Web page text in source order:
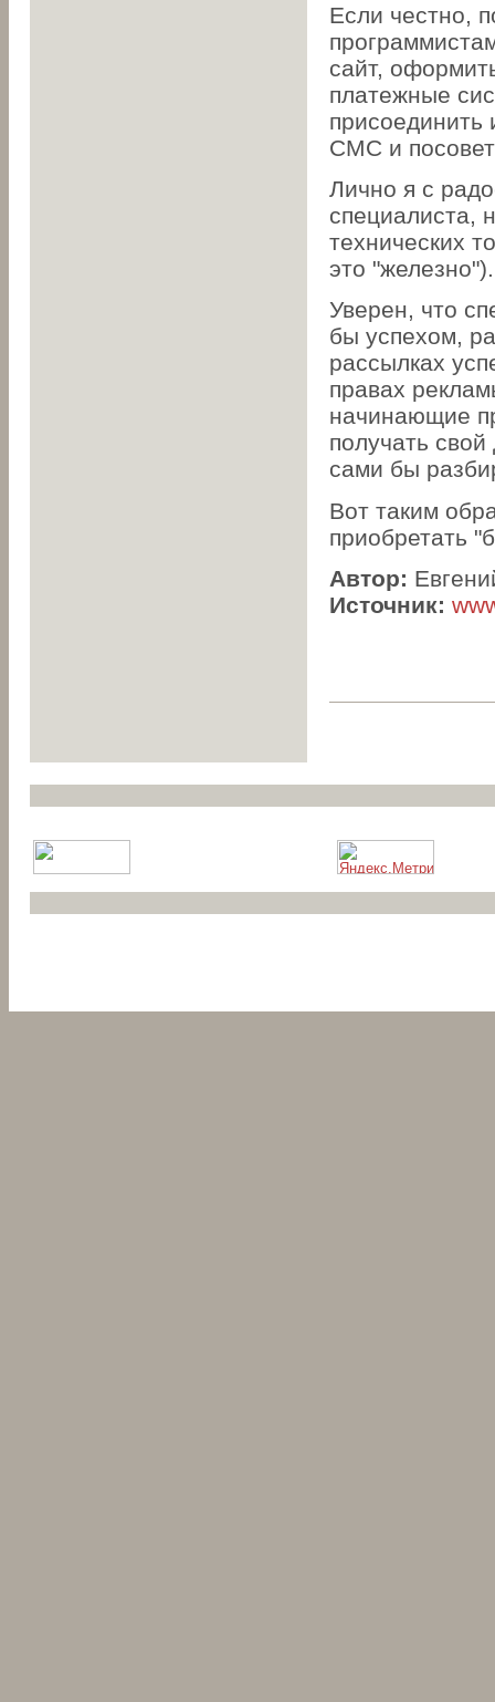
Если честно,
сайт,
платежные
присоединить
СМС и
Лично я с
специалиста,
технических
это "железно").
Уверен, что
бы успехом,
рассылках
правах
начинающие
получать
сами бы
Вот таким
приобретать
Автор:
Источник: